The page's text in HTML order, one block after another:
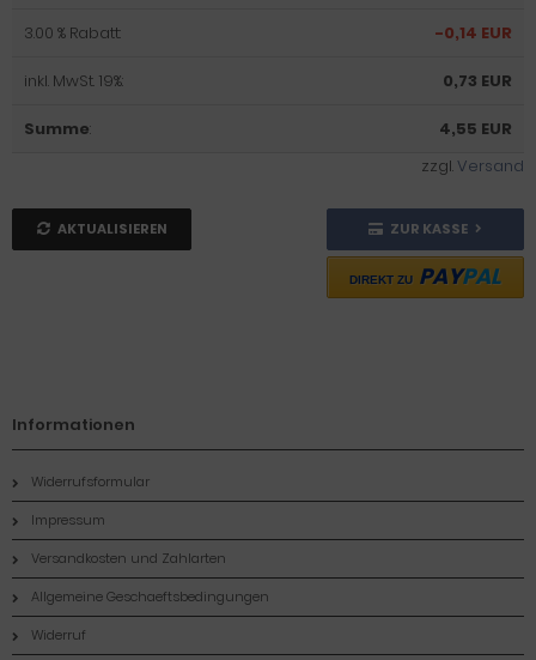
3.00 % Rabatt: -0,14 EUR
inkl. MwSt. 19%: 0,73 EUR
Summe:
4,55 EUR
zzgl.Versand
AKTUALISIEREN ZUR KASSE
DIREKT ZU PAYPAL
Informationen
Widerrufsformular
Impressum
Versandkosten und Zahlarten
Allgemeine Geschaeftsbedingungen
Widerruf